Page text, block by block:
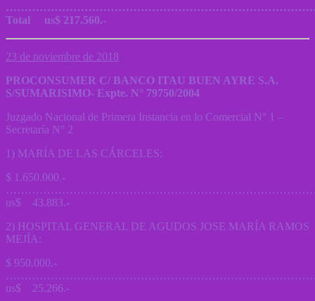
Total us$ 217.560.-
23 de noviembre de 2018
PROCONSUMER C/ BANCO ITAU BUEN AYRE S.A.
S/SUMARISIMO- Expte. N° 79750/2004
Juzgado Nacional de Primera Instancia en lo Comercial N° 1 –
Secretaría N° 2
1) MARÍA DE LAS CÁRCELES:
$ 1.650.000.-
us$ 43.883.-
2) HOSPITAL GENERAL DE AGUDOS JOSE MARÍA RAMOS
MEJÍA:
$ 950.000.-
us$ 25.266.-